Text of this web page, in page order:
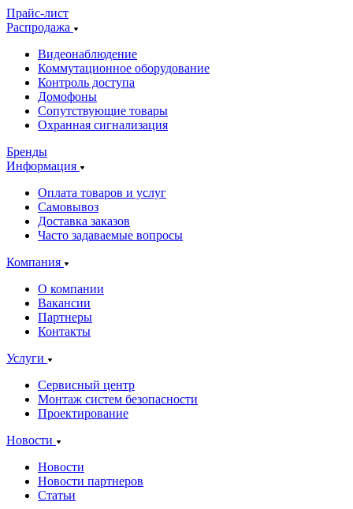
Прайс-лист
Распродажа
Видеонаблюдение
Коммутационное оборудование
Контроль доступа
Домофоны
Сопутствующие товары
Охранная сигнализация
Бренды
Информация
Оплата товаров и услуг
Самовывоз
Доставка заказов
Часто задаваемые вопросы
Компания
О компании
Вакансии
Партнеры
Контакты
Услуги
Сервисный центр
Монтаж систем безопасности
Проектирование
Новости
Новости
Новости партнеров
Статьи